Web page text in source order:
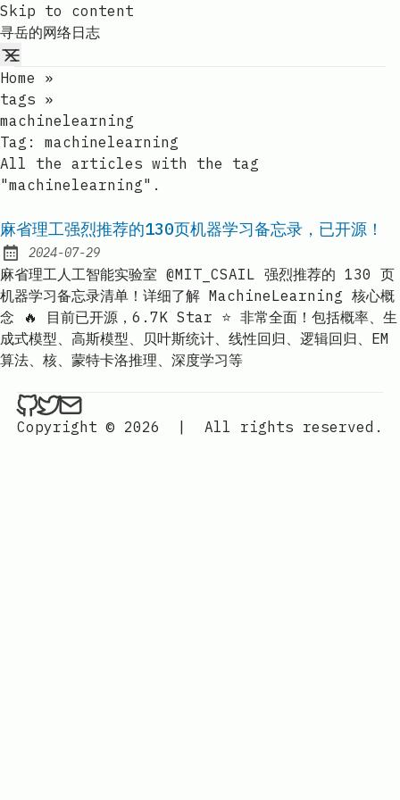
Skip to content
寻岳的网络日志
Home
»
tags »
machinelearning
Tag: machinelearning
All the articles with the tag
"machinelearning".
麻省理工强烈推荐的130页机器学习备忘录，已开源！
Published:
2024-07-29
麻省理工人工智能实验室 @MIT_CSAIL 强烈推荐的 130 页
机器学习备忘录清单！详细了解 MachineLearning 核心概
念 🔥 目前已开源，6.7K Star ⭐️ 非常全面！包括概率、生
成式模型、高斯模型、贝叶斯统计、线性回归、逻辑回归、EM
算法、核、蒙特卡洛推理、深度学习等
ethan4768 on Github
ethan4768 on Twitter
Send an email to
Copyright © 2026
| All rights reserved.